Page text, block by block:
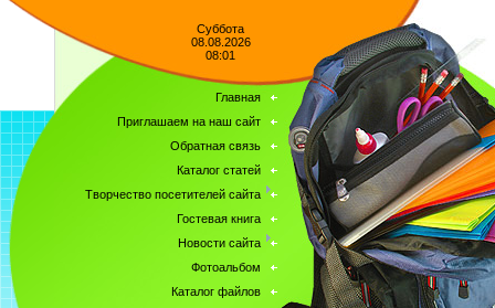
Суббота
08.08.2026
08:01
Главная
Приглашаем на наш сайт
Обратная связь
Каталог статей
Творчество посетителей сайта
Гостевая книга
Новости сайта
Фотоальбом
Каталог файлов